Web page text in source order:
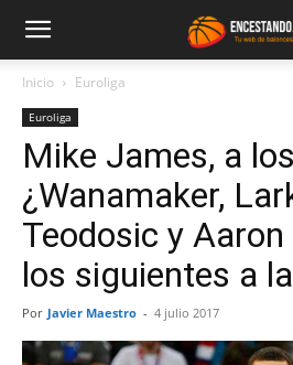
Inicio Euroliga
Euroliga
Mike James, a
¿Wanamaker,
Teodosic y
los siguientes a
Por Javier Maestro - 4 julio 2017